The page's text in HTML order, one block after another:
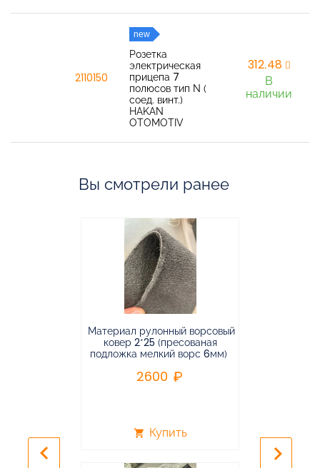
2110150
new
Розетка
электрическая
прицепа 7
полюсов тип N (
соед. винт.)
HAKAN
OTOMOTIV
312,48
В
наличии
Вы смотрели ранее
Материал рулонный ворсовый
ковер 2*25 (пресованая
подложка мелкий ворс 6мм)
2600
shopping_cart Купить
keyboard_arrow_left keyboard_arrow_right